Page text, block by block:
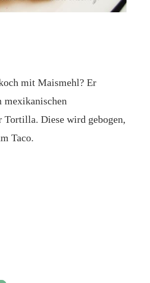
mit Maismehl? Er
mexikanischen
Tortilla. Diese wird gebogen,
Taco.